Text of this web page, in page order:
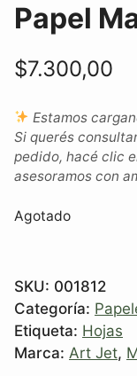
Papel
$7.300,00
Estamos
Si querés
pedido, hacé clic
asesoramos con
Agotado
SKU: 001812
Categoría:
Etiqueta: Hojas
Marca: Art Jet,